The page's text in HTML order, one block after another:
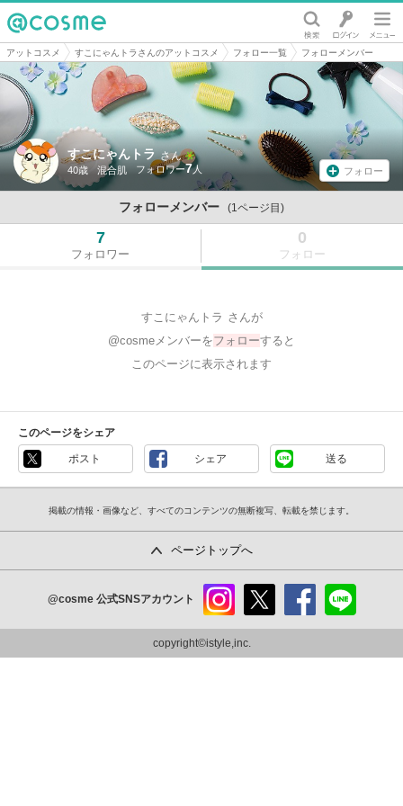
@cosme
アットコスメ すこにゃんトラさんのアットコスメ フォロー一覧 フォローメンバー
すこにゃんトラ さん
40歳 混合肌 7 フォロー
フォローメンバー (1ページ目)
7
フォロワー
0
フォロー
すこにゃんトラ さんが
@cosmeメンバーをフォローすると
このページに表示されます
このページをシェア
ポスト シェア 送る
掲載の情報・画像など、すべてのコンテンツの無断複写、転載を禁じます。
ページトップへ
@cosme 公式SNSアカウント
ram
copyright©istyle,inc.